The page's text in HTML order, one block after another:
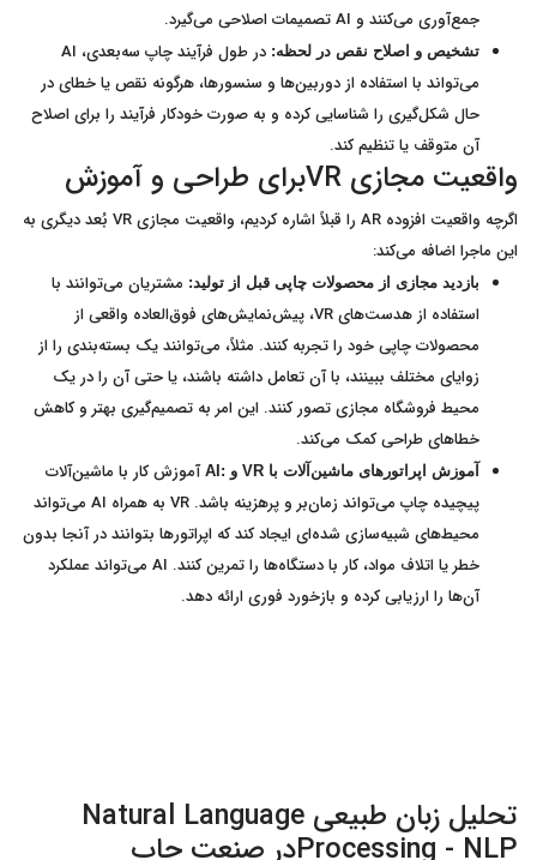
جمع‌آوری می‌کنند و AI تصمیمات اصلاحی می‌گیرد.
تشخیص و اصلاح نقص در لحظه:
در طول فرآیند چاپ سه‌بعدی، AI
می‌تواند با استفاده از دوربین‌ها و سنسورها، هرگونه نقص یا خطای در
حال شکل‌گیری را شناسایی کرده و به صورت خودکار فرآیند را برای اصلاح
آن متوقف یا تنظیم کند.
واقعیت مجازی VRبرای طراحی و آموزش
اگرچه واقعیت افزوده AR را قبلاً اشاره کردیم، واقعیت مجازی VR بُعد دیگری به
این ماجرا اضافه می‌کند:
بازدید مجازی از محصولات چاپی قبل از تولید: مشتریان می‌توانند با
استفاده از هدست‌های VR، پیش‌نمایش‌های فوق‌العاده واقعی از
محصولات چاپی خود را تجربه کنند. مثلاً، می‌توانند یک بسته‌بندی را از
زوایای مختلف ببینند، با آن تعامل داشته باشند، یا حتی آن را در یک
محیط فروشگاه مجازی تصور کنند. این امر به تصمیم‌گیری بهتر و کاهش
خطاهای طراحی کمک می‌کند.
آموزش اپراتورهای ماشین‌آلات با VR و :AI
آموزش کار با ماشین‌آلات
پیچیده چاپ می‌تواند زمان‌بر و پرهزینه باشد. VR به همراه AI می‌تواند
محیط‌های شبیه‌سازی شده‌ای ایجاد کند که اپراتورها بتوانند در آنجا بدون
خطر یا اتلاف مواد، کار با دستگاه‌ها را تمرین کنند. AI می‌تواند عملکرد
آن‌ها را ارزیابی کرده و بازخورد فوری ارائه دهد.
تحلیل زبان طبیعی Natural Language
Processing - NLPدر صنعت چاپ